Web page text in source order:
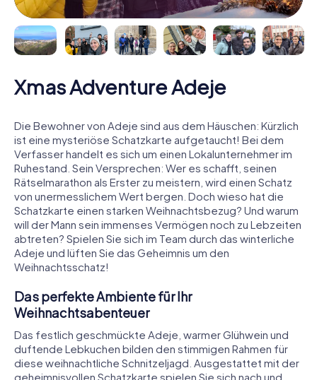
Xmas Adventure Adeje
Die Bewohner von Adeje sind aus dem Häuschen: Kürzlich
ist eine mysteriöse Schatzkarte aufgetaucht! Bei dem
Verfasser handelt es sich um einen Lokalunternehmer im
Ruhestand. Sein Versprechen: Wer es schafft, seinen
Rätselmarathon als Erster zu meistern, wird einen Schatz
von unermesslichem Wert bergen. Doch wieso hat die
Schatzkarte einen starken Weihnachtsbezug? Und warum
will der Mann sein immenses Vermögen noch zu Lebzeiten
abtreten? Spielen Sie sich im Team durch das winterliche
Adeje und lüften Sie das Geheimnis um den
Weihnachtsschatz!
Das perfekte Ambiente für Ihr
Weihnachtsabenteuer
Das festlich geschmückte Adeje, warmer Glühwein und
duftende Lebkuchen bilden den stimmigen Rahmen für
diese weihnachtliche Schnitzeljagd. Ausgestattet mit der
geheimnisvollen Schatzkarte spielen Sie sich nach und